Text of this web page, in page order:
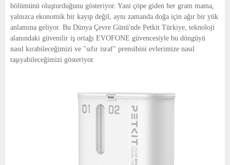
N
U
bölümünü oluşturduğunu gösteriyor. Yani çöpe giden her gram mama,
yalnızca ekonomik bir kayıp değil, aynı zamanda doğa için ağır bir yük
anlamına geliyor. Bu Dünya Çevre Günü'nde Petkit Türkiye, teknoloji
alanındaki güvenilir iş ortağı EVOFONE güvencesiyle bu döngüyü
nasıl kırabileceğimizi ve "sıfır israf" prensibini evlerimize nasıl
taşıyabileceğimizi gösteriyor.